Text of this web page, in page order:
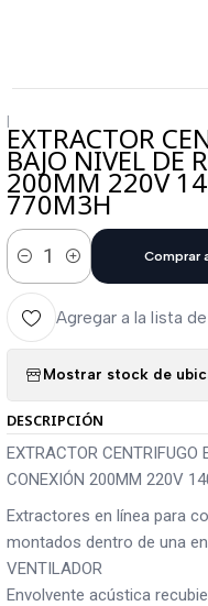
|EXTRACTOR
BAJO NIVEL DE
200MM 220V
770M3H
Cantidad
Comprar
Agregar a la lista
Mostrar stock de
DESCRIPCIÓN
EXTRACTOR CENTRIFUGO
CONEXIÓN 200MM 220V
Extractores en línea para
montados dentro de una
VENTILADOR
Envolvente acústica